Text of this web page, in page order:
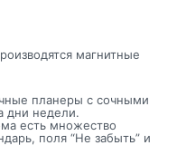
магнитные
планеры с сочными
дни недели.
есть множество
поля “Не забыть” и